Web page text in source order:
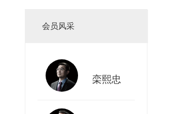
会员风采
栾熙忠